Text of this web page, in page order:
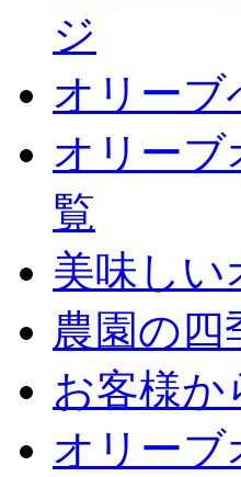
ジ
オリーブ
オリーブ
覧
美味しい
農園の四
お客様か
オリーブ